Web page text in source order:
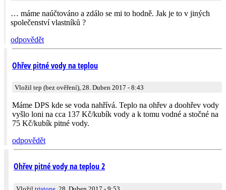
… máme naúčtováno a zdálo se mi to hodně. Jak je to v jiných
společenství vlastníků ?
odpovědět
Ohřev pitné vody na teplou
Vložil tep (bez ověření), 28. Duben 2017 - 8:43
Máme DPS kde se voda nahřívá. Teplo na ohřev a doohřev vody
vyšlo loni na cca 137 Kč/kubík vody a k tomu vodné a stočné na
75 Kč/kubík pitné vody.
odpovědět
Ohřev pitné vody na teplou 2